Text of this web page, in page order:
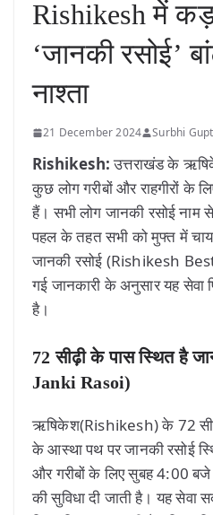
Rishikesh में
‘जानकी रसोई’
नाश्ता
21 December 2024 Surbhi
Rishikesh:उत्तराखंड के
कुछ लोग गरीबों और राहगीरों के
हैं। सभी लोग जानकी रसोई
पहल के तहत सभी को मुफ्त में चाय
जानकी रसोई (Rishikesh Best
गई जानकारी के अनुसार यह
है।
72 सीढ़ी के पास स्थित है
Janki Rasoi)
ऋषिकेश(Rishikesh) के 72
के आस्था पथ पर जानकी रसोई
और गरीबों के लिए सुबह 4:00
की सुविधा दी जाती है। यह